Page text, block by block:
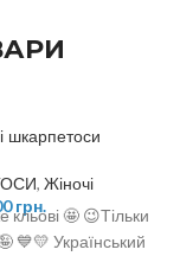
шкарпетоси
,Жіночі
грн.
кльові 🤩 😉Тільки
💙💛 Український